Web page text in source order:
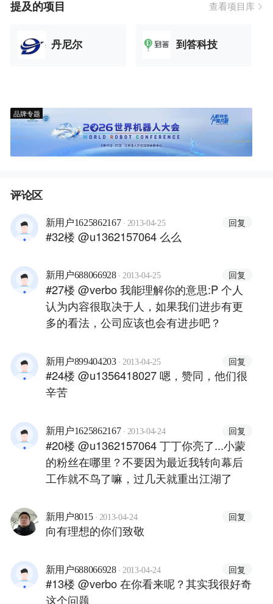
提及的项目 查看项目库
丹尼尔 到答科技
品牌专题
评论区
新用户1625862167 · 2013-04-25 回复
#32楼 @u1362157064 么么
新用户688066928 · 2013-04-25 回复
#27楼 @verbo 我能理解你的意思:P 个人
认为内容很取决于人，如果我们进步有更
多的看法，公司应该也会有进步吧？
新用户899404203 · 2013-04-25 回复
#24楼 @u1356418027 嗯，赞同，他们很
辛苦
新用户1625862167 · 2013-04-24 回复
#20楼 @u1362157064 丁丁你亮了...小蒙
的粉丝在哪里？不要因为最近我转向幕后
工作就不鸟了嘛，过几天就重出江湖了
新用户8015 · 2013-04-24 回复
向有理想的你们致敬
新用户688066928 · 2013-04-24 回复
#13楼 @verbo 在你看来呢？其实我很好奇
这个问题